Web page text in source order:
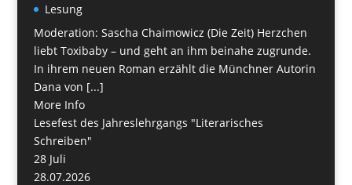
Lesung
Moderation: Sascha Chaimowicz (Die Zeit) Herzchen
liebt Toxibaby – und geht an ihm beinahe zugrunde.
In ihrem neuen Roman erzählt die Münchner Autorin
Dana von [...]
More Info
Lesefest des Jahreslehrgangs "Literarisches
Schreiben"
28 Juli
28.07.2026